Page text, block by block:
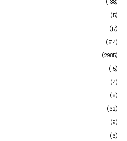
(138)
(5)
(17)
(514)
(2985)
(15)
(4)
(6)
(32)
(9)
(6)